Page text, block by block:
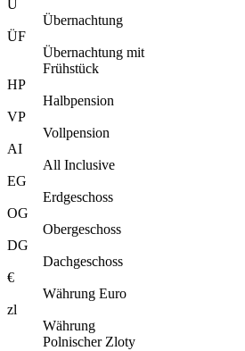
Ü
Übernachtung
ÜF
Übernachtung mit
Frühstück
HP
Halbpension
VP
Vollpension
AI
All Inclusive
EG
Erdgeschoss
OG
Obergeschoss
DG
Dachgeschoss
€
Währung Euro
zl
Währung
Polnischer Zloty